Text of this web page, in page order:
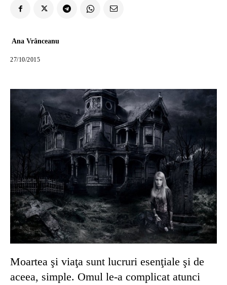
Ana Vrânceanu
27/10/2015
Moartea şi viaţa sunt lucruri esenţiale şi de
aceea, simple. Omul le-a complicat atunci